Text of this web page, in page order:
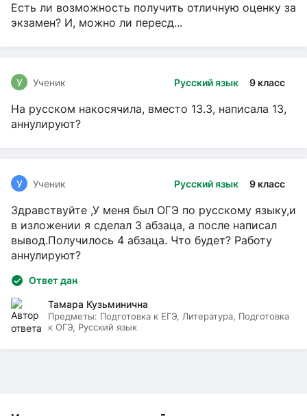
Есть ли возможность получить отличную оценку за
экзамен? И, можно ли пересд...
Русский язык 9 класс
У Ученик
На русском накосячила, вместо 13.3, написала 13,
аннулируют?
Русский язык 9 класс
У Ученик
Здравствуйте ,У меня был ОГЭ по русскому языку,и
в изложении я сделал 3 абзаца, а после написал
вывод.Получилось 4 абзаца. Что будет? Работу
аннулируют?
Ответ дан
Тамара Кузьминична
Предметы: Подготовка к ЕГЭ, Литература, Подготовка
к ОГЭ, Русский язык